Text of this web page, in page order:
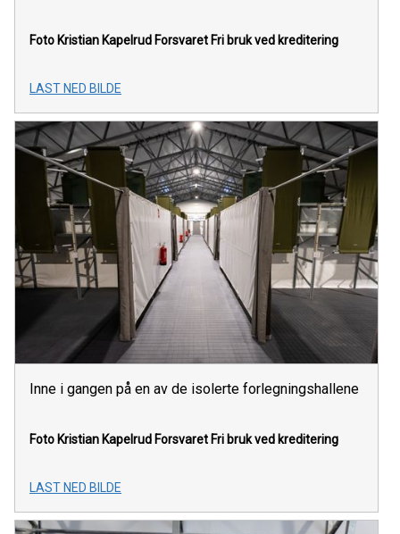
Foto Kristian Kapelrud Forsvaret Fri bruk ved kreditering
LAST NED BILDE
Inne i gangen på en av de isolerte forlegningshallene
Foto Kristian Kapelrud Forsvaret Fri bruk ved kreditering
LAST NED BILDE